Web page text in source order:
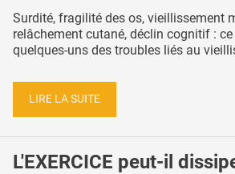
Surdité, fragilité des os, vieillissement
relâchement cutané, déclin cognitif :
quelques-uns des troubles liés au
LIRE LA SUITE
L'EXERCICE peut-il